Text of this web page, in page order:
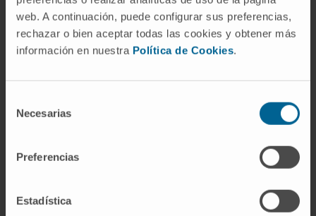
web. A continuación, puede configurar sus preferencias,
rechazar o bien aceptar todas las cookies y obtener más
información en nuestra Política de Cookies.
Necesarias
Preferencias
Estadística
sobre la otra.
¿Puede un bacteriostático volverse
bactericida?
Sí, en determinadas condiciones. A
ciertos bacteriostáticos superan el umbral
mínima bactericida (CMB) indica en qué punto
Referencias